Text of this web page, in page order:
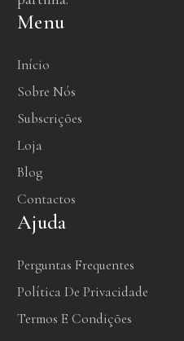
Menu
Início
Sobre Nós
Subscrições
Loja
Blog
Contactos
Ajuda
Perguntas Frequentes
Política De Privacidade
Termos E Condições